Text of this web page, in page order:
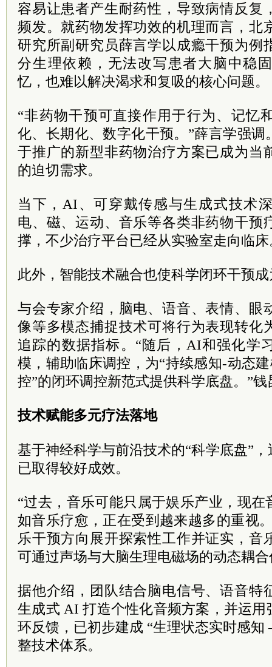
容易让患者产生耐药性，导致病情反复
频发。就药物发挥功效的机理而言，北
研究所副研究员薛言学以成瘾干预为例
分生理依赖，无法改写患者大脑中稳
忆，也难以解决渴求和复吸的核心问题。
“非药物干预可直接作用于行为、记忆
化、长期化、数字化干预。”薛言学强
于推广的新型非药物治疗方案已成为当
的迫切需求。
当下，AI、可穿戴传感与生成式技术
电、磁、运动、音乐等各类非药物干预
撑，不少治疗平台已经从实验室走向临床
此外，智能技术融合也使科学闭环干预
与会专家介绍，脑电、语音、表情、眼
像等多模态捕捉技术可将行为表现转化
追踪的数据指标。“随后，AI和强化学
模，辅助临床调控，为“持续感知-动态
控”的闭环调控新范式提供科学底盘。”钱
技术赋能多元疗法落地
基于神经科学与前沿技术的“科学底盘”
已取得较好成效。
“过去，音乐可能只属于娱乐产业，现
如音乐疗愈，正在受到越来越多的重视
乐干预方向展开探索性工作并证实，音
可通过声场与大脑生理电磁场的动态耦
据他介绍，团队结合脑电信号、语音特
生成式 AI 打造个性化音频方案，并运用
环反馈，已初步建成 “生理状态实时感
整技术体系。